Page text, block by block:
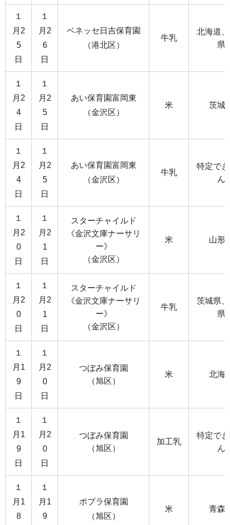
１
月2
5
日
１
月2
6
日
ベネッセ日吉保育園
（港北区）
牛乳
北海道
県
１
月2
4
日
１
月2
5
日
あい保育園富岡東
（金沢区）
米 茨城
１
月2
4
日
１
月2
5
日
あい保育園富岡東
（金沢区）
牛乳
特定で
ん
１
月2
0
日
１
月2
1
日
スターチャイルド
《金沢文庫ナーサリ
ー》
（金沢区）
米 山形
１
月2
0
日
１
月2
1
日
スターチャイルド
《金沢文庫ナーサリ
ー》
（金沢区）
牛乳
茨城県
県
１
月1
9
日
１
月2
0
日
つぼみ保育園
（旭区）
米 北海
１
月1
9
日
１
月2
0
日
つぼみ保育園
（旭区）
加工乳
特定で
ん
１
月1
8
１
月1
9
ポプラ保育園
（旭区）
米 青森